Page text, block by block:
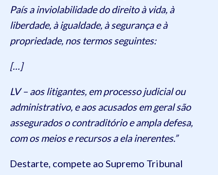
País a inviolabilidade do direito à vida, à
liberdade, à igualdade, à segurança e à
propriedade, nos termos seguintes:
[…]
LV – aos litigantes, em processo judicial ou
administrativo, e aos acusados em geral são
assegurados o contraditório e ampla defesa,
com os meios e recursos a ela inerentes.”
Destarte, compete ao Supremo Tribunal